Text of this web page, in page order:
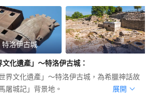
特洛伊古城
文化遺產」～特洛伊古城：
界文化遺產」～特洛伊古城，為希臘神話故
屠城記」背景地。
展開